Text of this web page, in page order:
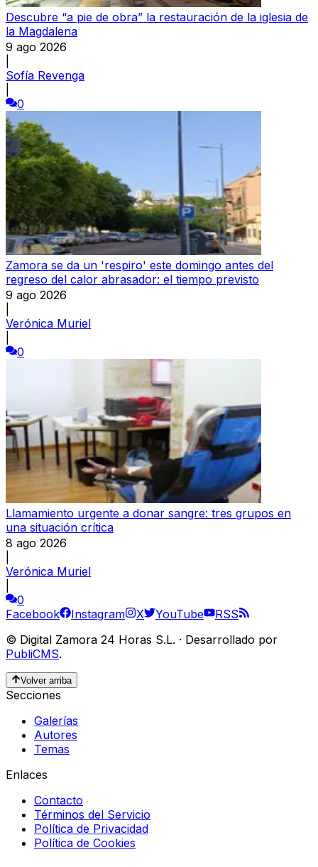
Descubre “a pie de obra” la restauración de la iglesia de
la Magdalena
9 ago 2026
Sofía Revenga
0
Zamora se da un 'respiro' este domingo antes del
regreso del calor abrasador: el tiempo previsto
9 ago 2026
Verónica Muriel
0
Llamamiento urgente a donar sangre: tres grupos en
una situación crítica
8 ago 2026
Verónica Muriel
0
Facebook
Instagram X YouTube
RSS
© Digital Zamora 24 Horas S.L. · Desarrollado por
PubliCMS.
Volver arriba
Secciones
Galerías
Autores
Temas
Enlaces
Contacto
Términos del Servicio
Política de Privacidad
Política de Cookies